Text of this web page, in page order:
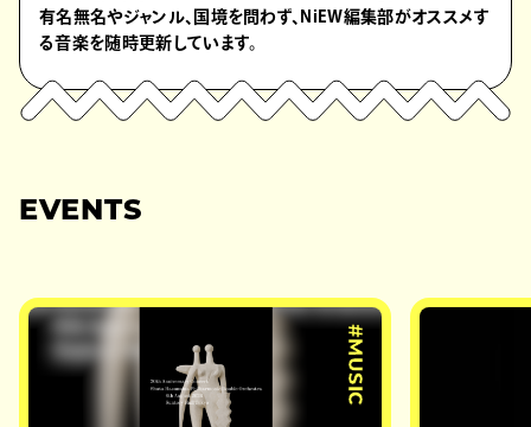
有名無名やジャンル、国境を問わず、NiEW編集部がオススメす
る音楽を随時更新しています。
EVENTS
#MUSIC